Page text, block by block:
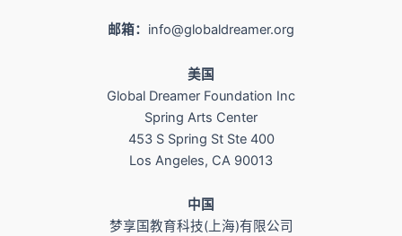
邮箱： info@globaldreamer.org
美国
Global Dreamer Foundation Inc
Spring Arts Center
453 S Spring St Ste 400
Los Angeles, CA 90013
​中国
梦享国教育科技(上海)有限公司